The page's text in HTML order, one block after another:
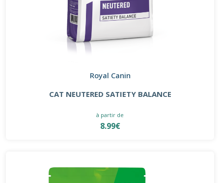
Royal Canin
CAT NEUTERED SATIETY BALANCE
à partir de
8.99€